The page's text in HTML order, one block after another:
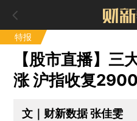
特报
【股市直播】三
涨 沪指收复
文｜财新数据 张佳雯